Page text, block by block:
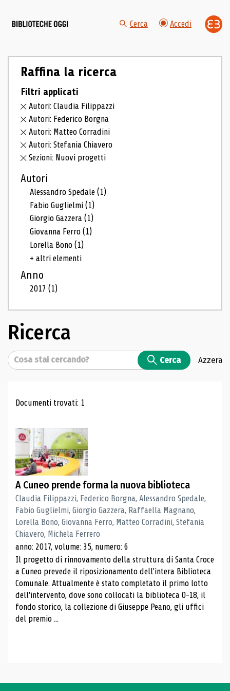
Cerca Accedi
Raffina la ricerca
Filtri applicati
Autori: Claudia Filippazzi
Autori: Federico Borgna
Autori: Matteo Corradini
Autori: Stefania Chiavero
Sezioni: Nuovi progetti
Autori
Alessandro Spedale(1)
Fabio Guglielmi(1)
Giorgio Gazzera(1)
Giovanna Ferro(1)
Lorella Bono(1)
+ altri elementi
Anno
2017(1)
Ricerca
Cerca Cerca Azzera
Risultati di ricerca
Documenti trovati: 1
A Cuneo prende forma la nuova biblioteca
Claudia Filippazzi, Federico Borgna, Alessandro Spedale,
Fabio Guglielmi, Giorgio Gazzera, Raffaella Magnano,
Lorella Bono, Giovanna Ferro, Matteo Corradini, Stefania
Chiavero, Michela Ferrero
anno: 2017, volume: 35, numero: 6
Il progetto di rinnovamento della struttura di Santa Croce
a Cuneo prevede il riposizionamento dell'intera Biblioteca
Comunale. Attualmente è stato completato il primo lotto
dell'intervento, dove sono collocati la biblioteca 0-18, il
fondo storico, la collezione di Giuseppe Peano, gli uffici
del premio ...